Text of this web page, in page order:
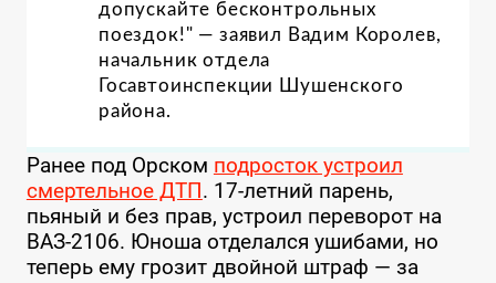
допускайте бесконтрольных
поездок!" — заявил Вадим Королев,
начальник отдела
Госавтоинспекции Шушенского
района.
Ранее под Орском подросток устроил
смертельное ДТП. 17-летний парень,
пьяный и без прав, устроил переворот на
ВАЗ-2106. Юноша отделался ушибами, но
теперь ему грозит двойной штраф — за